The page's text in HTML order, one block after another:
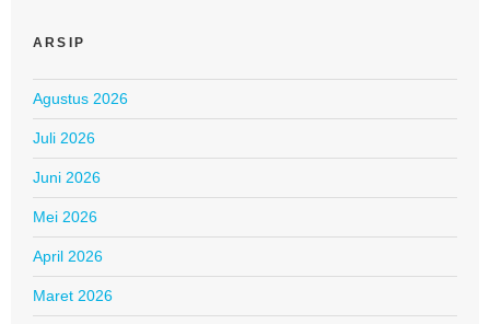
ARSIP
Agustus 2026
Juli 2026
Juni 2026
Mei 2026
April 2026
Maret 2026